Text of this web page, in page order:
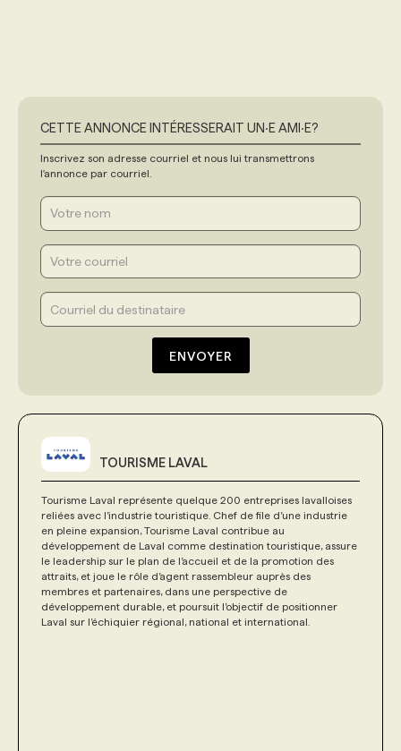
CETTE ANNONCE INTÉRESSERAIT UN‧E AMI‧E?
Inscrivez son adresse courriel et nous lui transmettrons
l'annonce par courriel.
ENVOYER
TOURISME LAVAL
Tourisme Laval représente quelque 200 entreprises lavalloises
reliées avec l’industrie touristique. Chef de file d’une industrie
en pleine expansion, Tourisme Laval contribue au
développement de Laval comme destination touristique, assure
le leadership sur le plan de l’accueil et de la promotion des
attraits, et joue le rôle d’agent rassembleur auprès des
membres et partenaires, dans une perspective de
développement durable, et poursuit l’objectif de positionner
Laval sur l’échiquier régional, national et international.